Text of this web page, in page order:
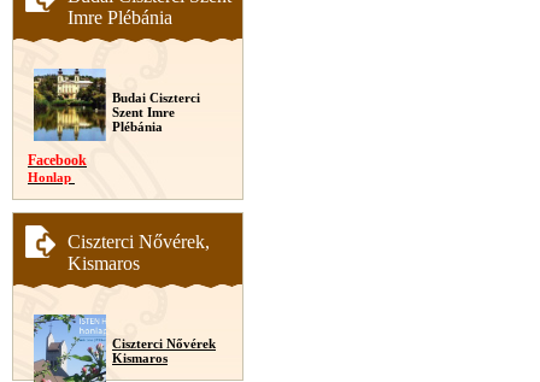
Imre Plébánia
Budai Ciszterci
Szent Imre
Plébánia
Facebook
Honlap
Ciszterci Nővérek,
Kismaros
Ciszterci Nővérek
Kismaros